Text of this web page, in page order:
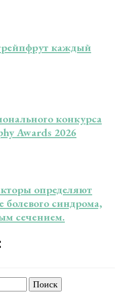
каждый
конкурса
Awards 2026
определяют
болевого синдрома,
сечением.